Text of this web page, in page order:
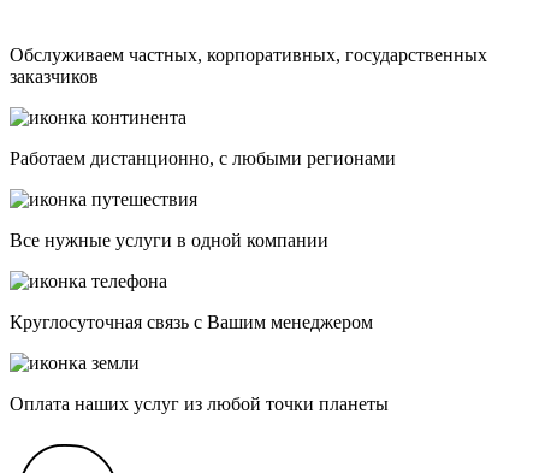
Обслуживаем частных, корпоративных, государственных
заказчиков
Работаем дистанционно, с любыми регионами
Все нужные услуги в одной компании
Круглосуточная связь с Вашим менеджером
Оплата наших услуг из любой точки планеты